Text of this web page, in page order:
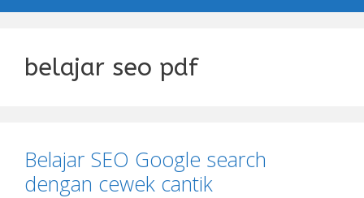
belajar seo pdf
Belajar SEO Google search
dengan cewek cantik